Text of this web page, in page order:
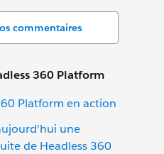
commentaires
360 Platform
Platform en action
une
de Headless 360